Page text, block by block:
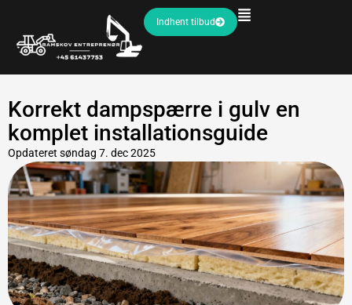
Indhent tilbud
Korrekt dampspærre i gulv en
komplet installationsguide
Opdateret søndag 7. dec 2025